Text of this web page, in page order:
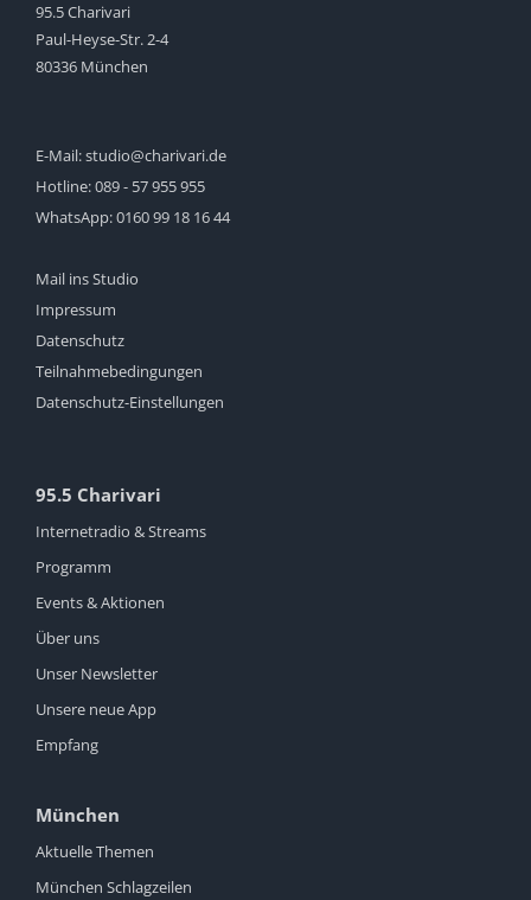
95.5 Charivari
Paul-Heyse-Str. 2-4
80336 München
E-Mail:studio@charivari.de
Hotline:089 - 57 955 955
WhatsApp:0160 99 18 16 44
Mail ins Studio
Impressum
Datenschutz
Teilnahmebedingungen
Datenschutz-Einstellungen
95.5 Charivari
Internetradio & Streams
Programm
Events & Aktionen
Über uns
Unser Newsletter
Unsere neue App
Empfang
München
Aktuelle Themen
München Schlagzeilen